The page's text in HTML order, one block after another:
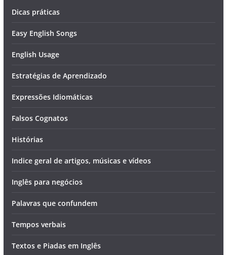
Dicas práticas
Easy English Songs
English Usage
Estratégias de Aprendizado
Expressões Idiomáticas
Falsos Cognatos
Histórias
Indice geral de artigos, músicas e vídeos
Inglês para negócios
Palavras que confundem
Tempos verbais
Textos e Piadas em Inglês